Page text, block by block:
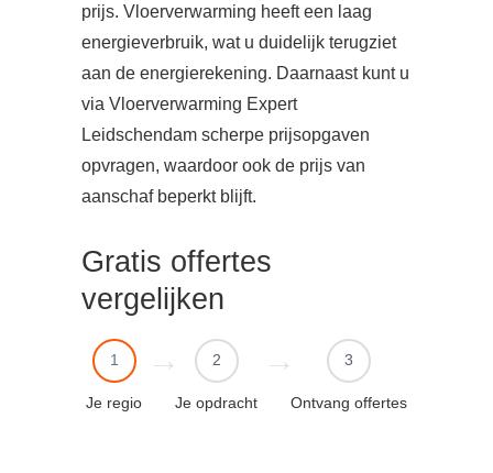
prijs. Vloerverwarming heeft een laag
energieverbruik, wat u duidelijk terugziet
aan de energierekening. Daarnaast kunt u
via Vloerverwarming Expert
Leidschendam scherpe prijsopgaven
opvragen, waardoor ook de prijs van
aanschaf beperkt blijft.
Gratis offertes
vergelijken
1
Je regio
2
Je opdracht
3
Ontvang offertes